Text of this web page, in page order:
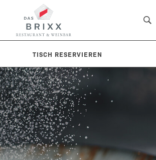
TISCH RESERVIEREN